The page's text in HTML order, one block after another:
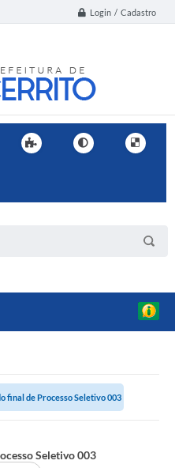
Login / Cadastro
final de Processo Seletivo 003
Seletivo 003